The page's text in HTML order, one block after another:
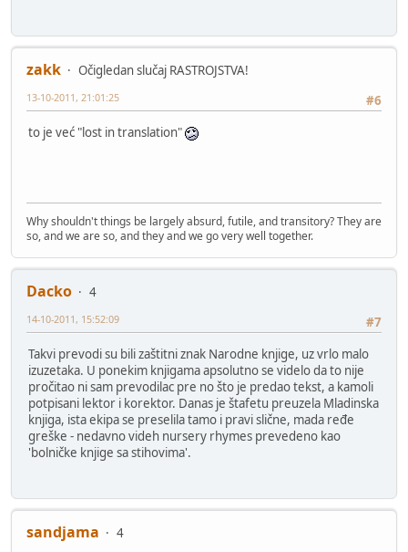
zakk
Očigledan slučaj RASTROJSTVA!
#6
13-10-2011, 21:01:25
to je već "lost in translation"
Why shouldn't things be largely absurd, futile, and transitory? They are
so, and we are so, and they and we go very well together.
Dacko
4
#7
14-10-2011, 15:52:09
Takvi prevodi su bili zaštitni znak Narodne knjige, uz vrlo malo
izuzetaka. U ponekim knjigama apsolutno se videlo da to nije
pročitao ni sam prevodilac pre no što je predao tekst, a kamoli
potpisani lektor i korektor. Danas je štafetu preuzela Mladinska
knjiga, ista ekipa se preselila tamo i pravi slične, mada ređe
greške - nedavno videh nursery rhymes prevedeno kao
'bolničke knjige sa stihovima'.
sandjama
4